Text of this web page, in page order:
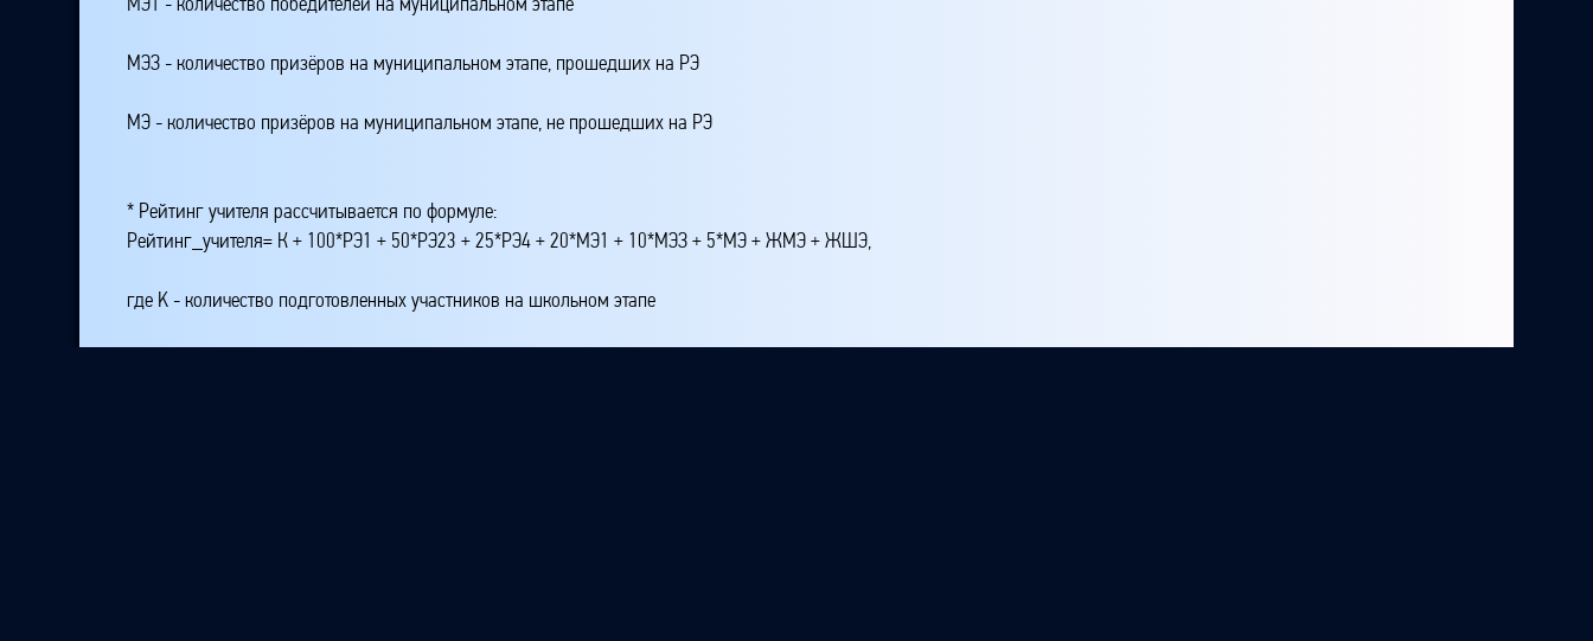
МЭЗ - количество призёров на муниципальном этапе, прошедших на РЭ
МЭ - количество призёров на муниципальном этапе, не прошедших на РЭ
* Рейтинг учителя рассчитывается по формуле:
Рейтинг_учителя= К + 100*РЭ1 + 50*РЭ23 + 25*РЭ4 + 20*МЭ1 + 10*МЭЗ + 5*МЭ + ЖМЭ + ЖШЭ,
где K - количество подготовленных участников на школьном этапе